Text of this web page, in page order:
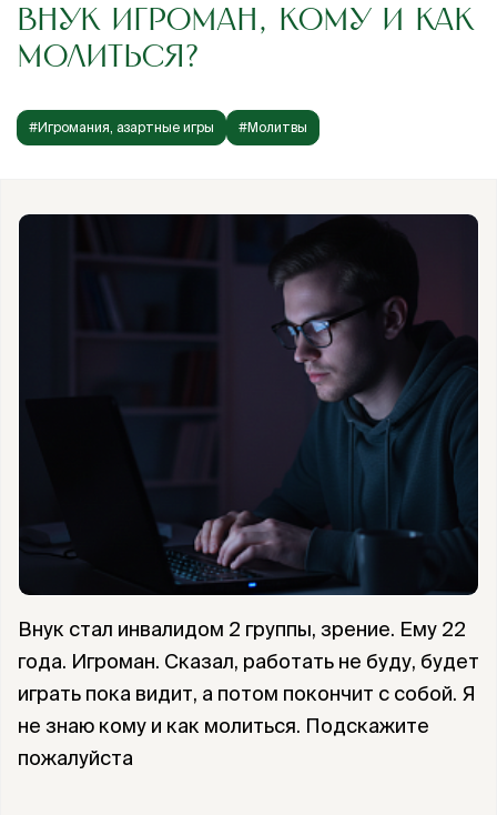
ВНУК ИГРОМАН, КОМУ И КАК
МОЛИТЬСЯ?
#Игромания, азартные игры #Молитвы
Внук стал инвалидом 2 группы, зрение. Ему 22
года. Игроман. Сказал, работать не буду, будет
играть пока видит, а потом покончит с собой. Я
не знаю кому и как молиться. Подскажите
пожалуйста